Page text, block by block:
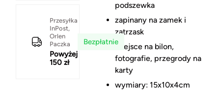
Przesyłka
InPost,
Orlen
Paczka
Powyżej
150 zł
Bezpłatnie
podszewka
zapinany na zamek i
zatrzask
miejsce na bilon,
fotografie, przegrody na
karty
wymiary: 15x10x4cm